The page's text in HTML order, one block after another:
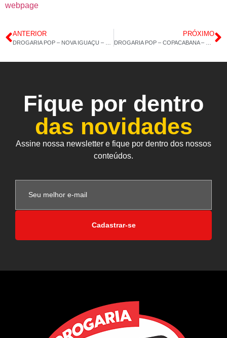
webpage
ANTERIOR PRÓXIMO
Fique por dentro
das novidades
Assine nossa newsletter e fique por dentro dos nossos
conteúdos.
Cadastrar-se